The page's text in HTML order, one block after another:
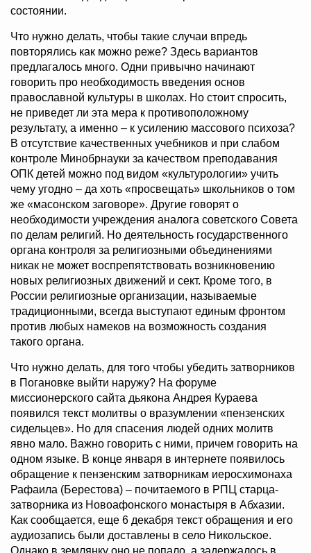
состоянии.
Что нужно делать, чтобы такие случаи впредь
повторялись как можно реже? Здесь вариантов
предлагалось много. Одни привычно начинают
говорить про необходимость введения основ
православной культуры в школах. Но стоит спросить,
не приведет ли эта мера к противоположному
результату, а именно – к усилению массового психоза?
В отсутствие качественных учебников и при слабом
контроле Минобрнауки за качеством преподавания
ОПК детей можно под видом «культурологии» учить
чему угодно – да хоть «просвещать» школьников о том
же «масонском заговоре». Другие говорят о
необходимости учреждения аналога советского Совета
по делам религий. Но деятельность государственного
органа контроля за религиозными объединениями
никак не может воспрепятствовать возникновению
новых религиозных движений и сект. Кроме того, в
России религиозные организации, называемые
традиционными, всегда выступают единым фронтом
против любых намеков на возможность создания
такого органа.
Что нужно делать, для того чтобы убедить затворников
в Погановке выйти наружу? На форуме
миссионерского сайта дьякона Андрея Кураева
появился текст молитвы о вразумлении «пензенских
сидельцев». Но для спасения людей одних молитв
явно мало. Важно говорить с ними, причем говорить на
одном языке. В конце января в интернете появилось
обращение к пензенским затворникам иеросхимонаха
Рафаила (Берестова) – почитаемого в РПЦ старца-
затворника из Новоафонского монастыря в Абхазии.
Как сообщается, еще 6 декабря текст обращения и его
аудиозапись были доставлены в село Никольское.